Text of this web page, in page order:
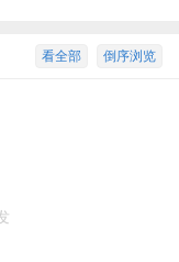
倒序浏览
看全部